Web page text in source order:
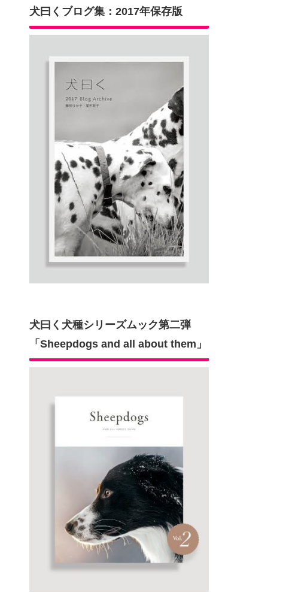
犬曰くブログ集：2017年保存版
犬曰く犬種シリーズムック第二弾
「Sheepdogs and all about them」